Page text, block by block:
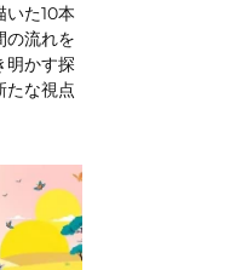
いた10本
の流れを
明かす探
たな視点